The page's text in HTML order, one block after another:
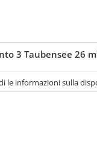
3 Taubensee 26
le informazioni sulla